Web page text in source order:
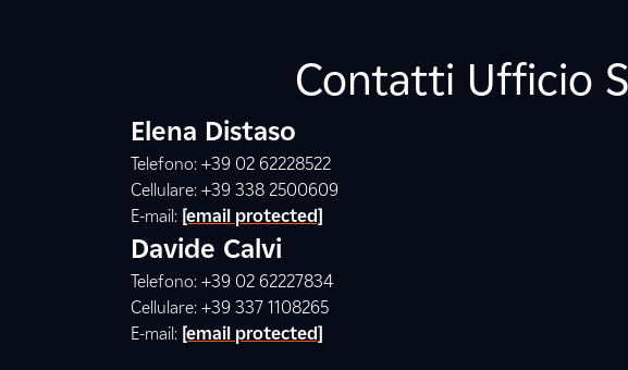
Contatti Ufficio
Elena Distaso
Telefono: +39 02 62228522
Cellulare: +39 338 2500609
E-mail: [email protected]
Davide Calvi
Telefono: +39 02 62227834
Cellulare: +39 337 1108265
E-mail: [email protected]